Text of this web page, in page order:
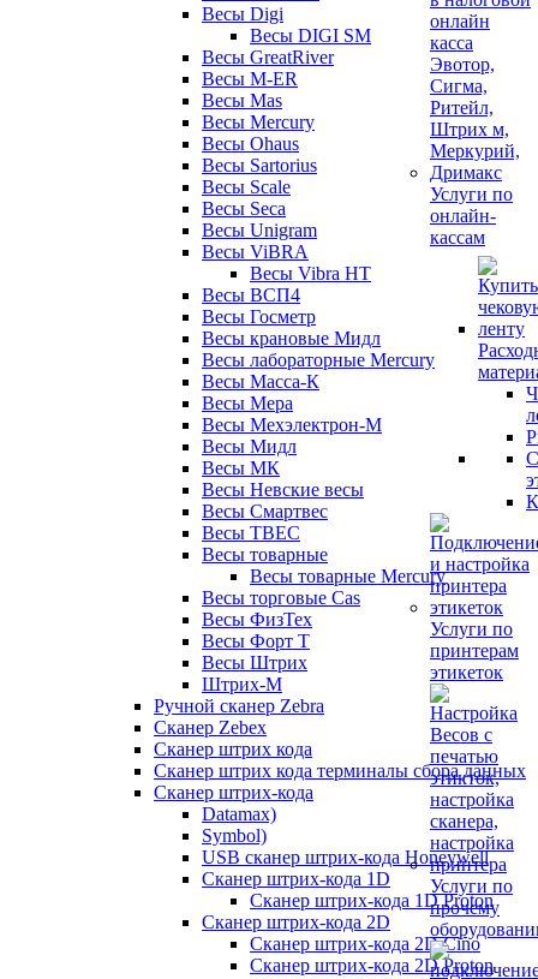
Весы Digi
Весы DIGI SM
Весы GreatRiver
Весы M-ER
Весы Mas
Весы Mercury
Весы Ohaus
Весы Sartorius
Весы Scale
Весы Seca
Весы Unigram
Весы ViBRA
Весы Vibra HT
Весы ВСП4
Весы Госметр
Весы крановые Мидл
Весы лабораторные Mercury
Весы Масса-К
Весы Мера
Весы Мехэлектрон-М
Весы Мидл
Весы МК
Весы Невские весы
Весы Смартвес
Весы ТВЕС
Весы товарные
Весы товарные Mercury
Весы торговые Cas
Весы ФизТех
Весы Форт Т
Весы Штрих
Штрих-М
Ручной сканер Zebra
Сканер Zebex
Сканер штрих кода
Сканер штрих кода терминалы сбора данных
Сканер штрих-кода
Datamax)
Symbol)
USB сканер штрих-кода Honeywell
Сканер штрих-кода 1D
Сканер штрих-кода 1D Proton
Сканер штрих-кода 2D
Сканер штрих-кода 2D Cino
Сканер штрих-кода 2D Proton
Услуги по
онлайн-
кассам
Услуги по
принтерам
этикеток
Услуги по
прочему